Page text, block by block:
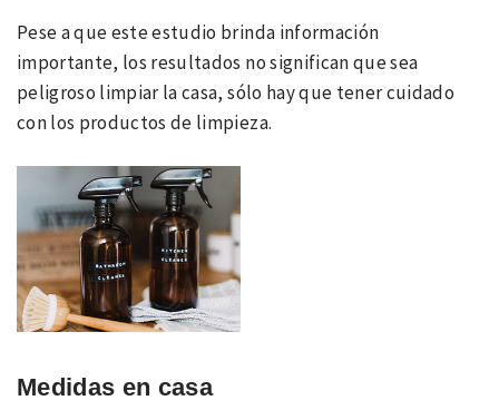
Pese a que este estudio brinda información
importante, los resultados no significan que sea
peligroso limpiar la casa, sólo hay que tener cuidado
con los productos de limpieza.
Medidas en casa